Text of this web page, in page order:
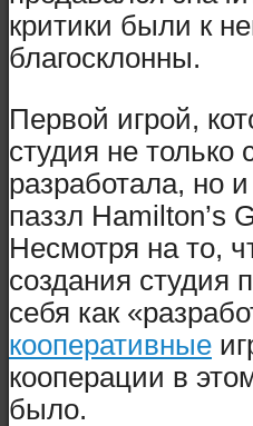
критики были к
благосклонны.
Первой игрой,
студия не только
разработала, но
паззл Hamilton’s
Несмотря на то,
создания студия
себя как
кооперативные
кооперации в
было.